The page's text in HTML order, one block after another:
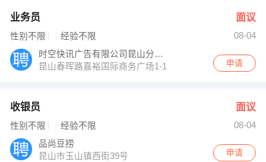
业务员 面议
性别不限 经验不限
08-04
时空快讯广告有限公司昆山分公司
昆山春晖路嘉裕国际商务广场1-1109
申请
收银员 面议
性别不限 经验不限
08-04
品尚豆捞
昆山市玉山镇西街39号
申请